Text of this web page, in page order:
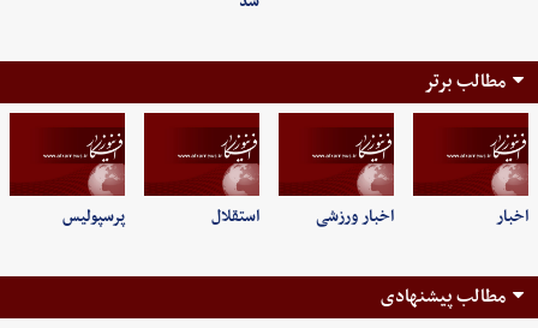
مطالب برتر
اخبار اخبار ورزشی استقلال پرسپولیس
مطالب پیشنهادی